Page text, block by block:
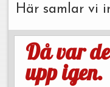
Här samlar vi
Då var
upp igen.